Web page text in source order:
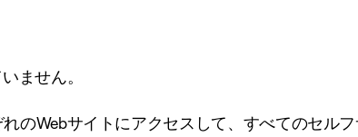
ません。
のWebサイトにアクセスして、すべてのセル